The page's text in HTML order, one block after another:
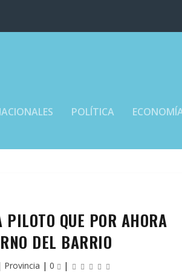
POLÍTICA
QUE POR AHORA
DEL BARRIO
Provincia |0 |